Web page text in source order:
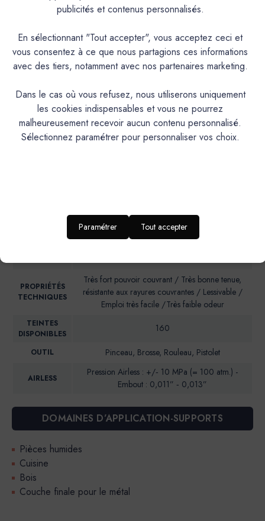
Couleurs & Échantillons
L'Extra est une laque polyuréthane en phase aqueuse,
velours, satinée, lessivable et résistante à la plupart des
exceptionnel, forte lavabilité
PRODUIT
Aspect satiné velours
PROPRIÉTÉS
TECHNIQUES
Très fort pouvoir couvrant / Très bonne tenue,
résistante aux rayures couvrantes / Lessivable /
Emploi très facile /Très faible odeur
TEINTES
DISPONIBLES
160
OUTIL Pinceau, Brosse, Rouleau, Pistolet
AIRLESS
Pression Airless : +/‐ 10 MPa (= 100 atm.) -
Embout : 0,011” ‐ 0,013”
DOMAINES D’APPLICATION-SUPPORTS
Pièces humides
Cuisine
Bois
Couche finale pour le métal
publicités et contenus personnalisés.
En sélectionnant "Tout accepter", vous acceptez ceci et
vous consentez à ce que nous partagions ces informations
avec des tiers, notamment avec nos partenaires marketing.
Dans le cas où vous refusez, nous utiliserons uniquement
les cookies indispensables et vous ne pourrez
malheureusement recevoir aucun contenu personnalisé.
Sélectionnez paramétrer pour personnaliser vos choix.
Paramétrer Tout accepter